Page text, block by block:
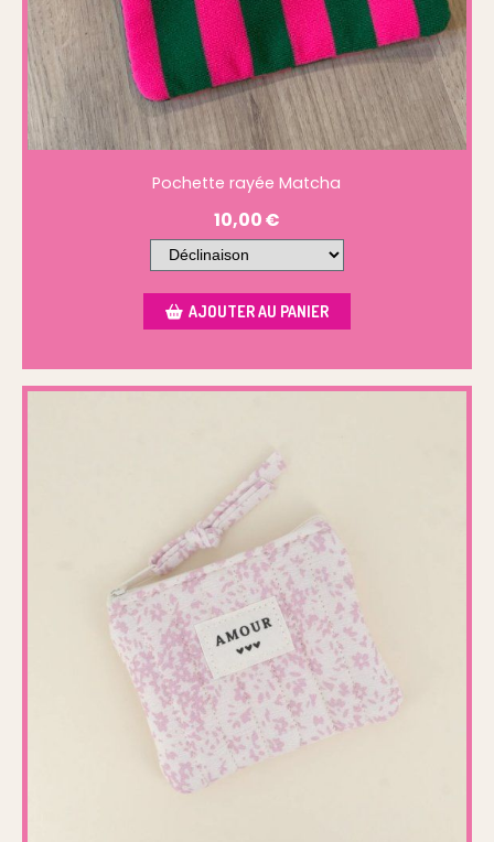
Pochette rayée Matcha
10,00€
AJOUTER AU PANIER